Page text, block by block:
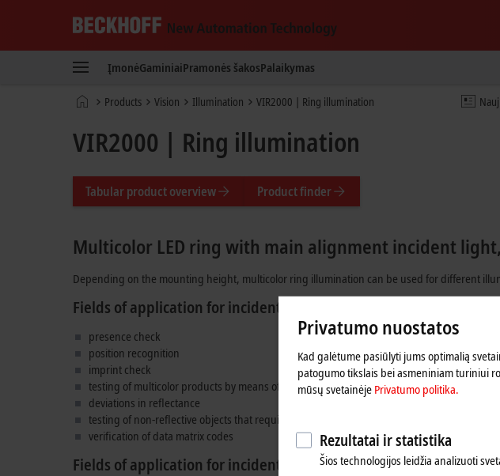
New
Technology
ĮmonėGaminiaiPramonės šakosPalaikymas
PradinisProducts Vision Illumination VIR2000 | Ring illumination
VIR2000 | Ring illumination
Tabular product overview Product finder
Multicolor LED ring with main alignment incident
Depending on the mounting height, multicolor ring illumination can be used for different
Fields of application for incident light and reflected light bright
presence check
position recognition
imprint check
testing of multicolor products by means of OGB illumination
deviations in reflectance
testing of non-reflective objects that require strong illumination
verification of data matrix codes
Fields of application for incident light dark field
Privatumo nuostatos
Kad galėtume pasiūlyti jums optimalią
patogumo tikslais bei asmeniniam turiniui
mūsų svetainėje Privatumo politika.
Rezultatai ir statistika
Šios technologijos leidžia analizuoti